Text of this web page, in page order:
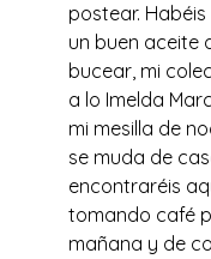
postear.
un buen aceite
bucear, mi
a lo Imelda
mi mesilla de
se muda de
encontraréis
tomando café
mañana y de